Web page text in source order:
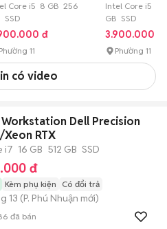
Core i5 8 GB 256
SSD
đ
Phường 11
Intel Core i5 8
GB SSD
3.900.000 đ
Phường 11
có video
Dell Precision
RTX
i7 16 GB 512 GB SSD
đ
Kèm phụ kiện Có đổi trả
13 (P. Phú Nhuận mới)
đã bán